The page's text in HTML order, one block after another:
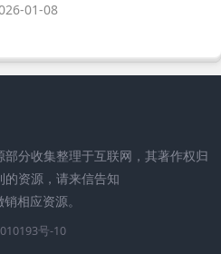
01-08
分收集整理于互联网，其著作权归
资源，请来信告知
相应资源。
号-10